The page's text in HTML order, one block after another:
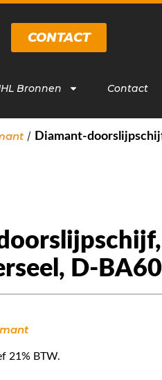
CONTACT
Bronnen Contact
/ Diamant-
D-BA60
21% BTW.